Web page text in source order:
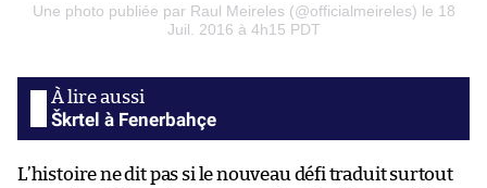
Une photo publiée par Raul Meireles (@officialmeireles) le 18
Juil. 2016 à 4h15 PDT
Škrtel à Fenerbahçe
L’histoire ne dit pas si le nouveau défi traduit surtout